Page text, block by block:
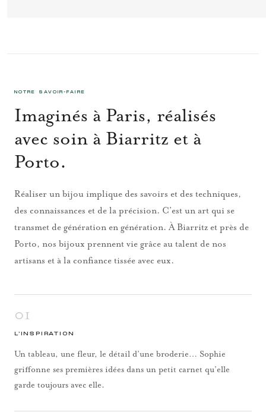
NOTRE SAVOIR-FAIRE
Imaginés à Paris, réalisés
avec soin à Biarritz et à
Porto.
Réaliser un bijou implique des savoirs et des techniques,
des connaissances et de la précision. C’est un art qui se
transmet de génération en génération. À Biarritz et près de
Porto, nos bijoux prennent vie grâce au talent de nos
artisans et à la confiance tissée avec eux.
01
L’INSPIRATION
Un tableau, une fleur, le détail d’une broderie… Sophie
griffonne ses premières idées dans un petit carnet qu’elle
garde toujours avec elle.